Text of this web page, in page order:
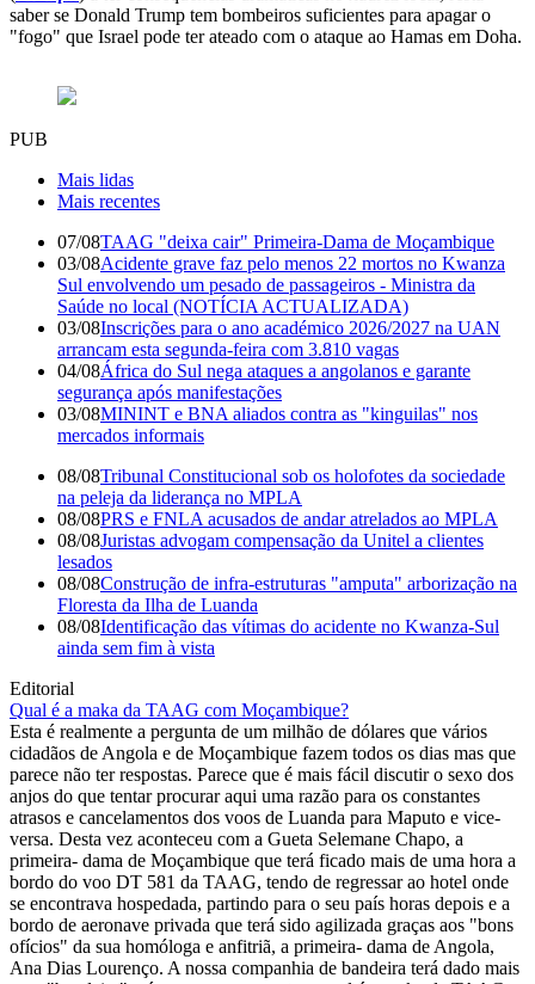
saber se Donald Trump tem bombeiros suficientes para apagar o
"fogo" que Israel pode ter ateado com o ataque ao Hamas em Doha.
PUB
Mais lidas
Mais recentes
07/08TAAG "deixa cair" Primeira-Dama de Moçambique
03/08Acidente grave faz pelo menos 22 mortos no Kwanza
Sul envolvendo um pesado de passageiros - Ministra da
Saúde no local (NOTÍCIA ACTUALIZADA)
03/08Inscrições para o ano académico 2026/2027 na UAN
arrancam esta segunda-feira com 3.810 vagas
04/08África do Sul nega ataques a angolanos e garante
segurança após manifestações
03/08MININT e BNA aliados contra as "kinguilas" nos
mercados informais
08/08Tribunal Constitucional sob os holofotes da sociedade
na peleja da liderança no MPLA
08/08PRS e FNLA acusados de andar atrelados ao MPLA
08/08Juristas advogam compensação da Unitel a clientes
lesados
08/08Construção de infra-estruturas "amputa" arborização na
Floresta da Ilha de Luanda
08/08Identificação das vítimas do acidente no Kwanza-Sul
ainda sem fim à vista
Editorial
Qual é a maka da TAAG com Moçambique?
Esta é realmente a pergunta de um milhão de dólares que vários
cidadãos de Angola e de Moçambique fazem todos os dias mas que
parece não ter respostas. Parece que é mais fácil discutir o sexo dos
anjos do que tentar procurar aqui uma razão para os constantes
atrasos e cancelamentos dos voos de Luanda para Maputo e vice-
versa. Desta vez aconteceu com a Gueta Selemane Chapo, a
primeira- dama de Moçambique que terá ficado mais de uma hora a
bordo do voo DT 581 da TAAG, tendo de regressar ao hotel onde
se encontrava hospedada, partindo para o seu país horas depois e a
bordo de aeronave privada que terá sido agilizada graças aos "bons
ofícios" da sua homóloga e anfitriã, a primeira- dama de Angola,
Ana Dias Lourenço. A nossa companhia de bandeira terá dado mais